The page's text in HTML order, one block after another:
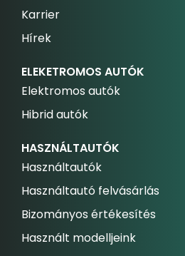
Karrier
Hírek
ELEKETROMOS AUTÓK
Elektromos autók
Hibrid autók
HASZNÁLTAUTÓK
Használtautók
Használtautó felvásárlás
Bizományos értékesítés
Használt modelljeink